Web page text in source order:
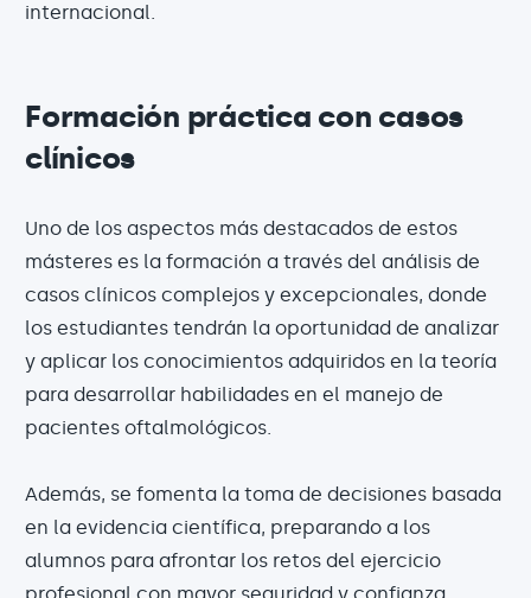
internacional.
Formación práctica con casos
clínicos
Uno de los aspectos más destacados de estos
másteres es la formación a través del análisis de
casos clínicos complejos y excepcionales, donde
los estudiantes tendrán la oportunidad de analizar
y aplicar los conocimientos adquiridos en la teoría
para desarrollar habilidades en el manejo de
pacientes oftalmológicos.
Además, se fomenta la toma de decisiones basada
en la evidencia científica, preparando a los
alumnos para afrontar los retos del ejercicio